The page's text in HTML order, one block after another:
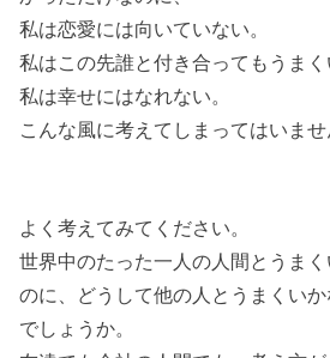
私は恋愛には向いていない。
私はこの先誰と付き合ってもうまく
私は幸せにはなれない。
こんな風に考えてしまってはいませ
よく考えてみてください。
世界中のたった一人の人間とうま
のに、どうして他の人とうまくい
でしょうか。